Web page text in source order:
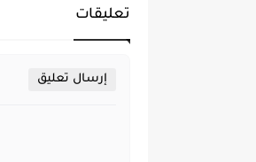
تعليقات
إرسال تعليق